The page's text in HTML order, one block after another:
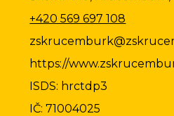
+420 569 697 108
https://
ISDS: hrctdp3
IČ: 71004025